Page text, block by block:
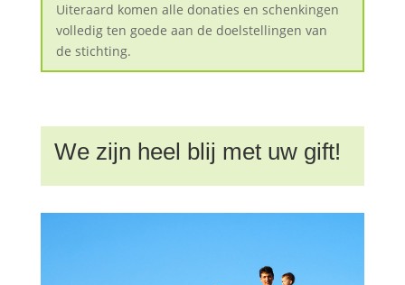
Uiteraard komen alle donaties en schenkingen
volledig ten goede aan de doelstellingen van
de stichting.
We zijn heel blij met uw gift!